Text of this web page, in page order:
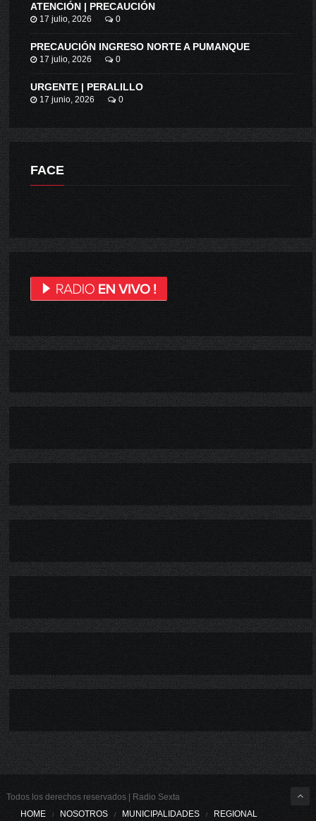
ATENCIÓN | PRECAUCIÓN
17 julio, 2026 0
PRECAUCIÓN INGRESO NORTE A PUMANQUE
17 julio, 2026 0
URGENTE | PERALILLO
17 junio, 2026 0
FACE
Todos los derechos reservados | Radio Sexta
HOME
NOSOTROS MUNICIPALIDADES REGIONAL